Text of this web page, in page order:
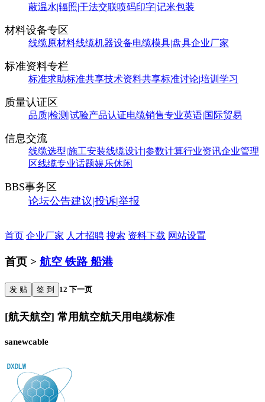
蔽温水|辐照|干法交联喷码印字|记米包装
材料设备专区
线缆原材料线缆机器设备电缆模具|盘具企业厂家
标准资料专栏
标准求助标准共享技术资料共享标准讨论|培训学习
质量认证区
品质|检测|试验产品认证电缆销售专业英语|国际贸易
信息交流
线缆选型|施工安装线缆设计|参数计算行业资讯企业管理
区线缆专业话题娱乐休闲
BBS事务区
论坛公告建议|投诉|举报
首页 企业厂家 人才招聘 搜索 资料下载 网站设置
首页 > 航空 铁路 船港
发 贴 签 到 12 下一页
[航天航空] 常用航空航天用电缆标准
sanewcable